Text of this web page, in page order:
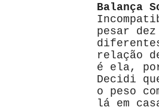
Balança
pesar
relação
é ela,
Decidi
o peso
lá em